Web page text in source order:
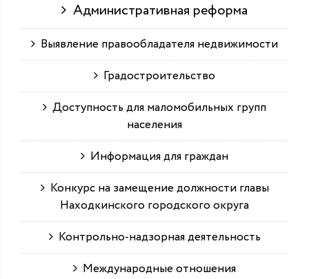
Административная реформа
Выявление правообладателя недвижимости
Градостроительство
Доступность для маломобильных групп
населения
Информация для граждан
Конкурс на замещение должности главы
Находкинского городского округа
Контрольно-надзорная деятельность
Международные отношения